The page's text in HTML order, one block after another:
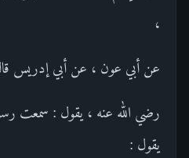
،
عن أبي عون ، عن أبي إدريس
رضي الله عنه ، يقول : سمعت
يقول :